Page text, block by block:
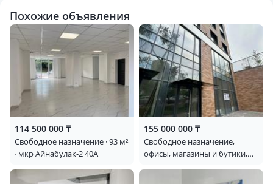
Похожие объявления
114 500 000 ₸
Свободное назначение · 93 м²
· мкр Айнабулак-2 40A
155 000 000 ₸
Свободное назначение,
офисы, магазины и бутики,
сельское хозяйство, бани,